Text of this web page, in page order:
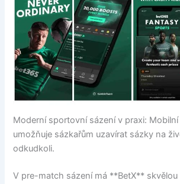
Moderní sportovní sázení v praxi: Mobilní
umožňuje sázkařům uzavírat sázky na
odkudkoli.
V pre-match sázení má **BetX** skvělou